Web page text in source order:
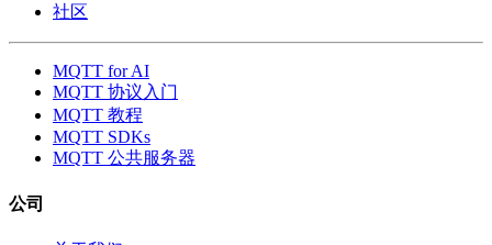
社区
MQTT for AI
MQTT 协议入门
MQTT 教程
MQTT SDKs
MQTT 公共服务器
公司